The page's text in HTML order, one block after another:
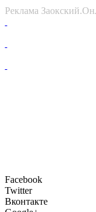
Реклама
Facebook
Twitter
Вконтакте